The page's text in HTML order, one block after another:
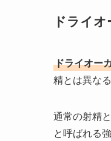
ドライ
ドライオー
精とは異な
通常の射精
と呼ばれる